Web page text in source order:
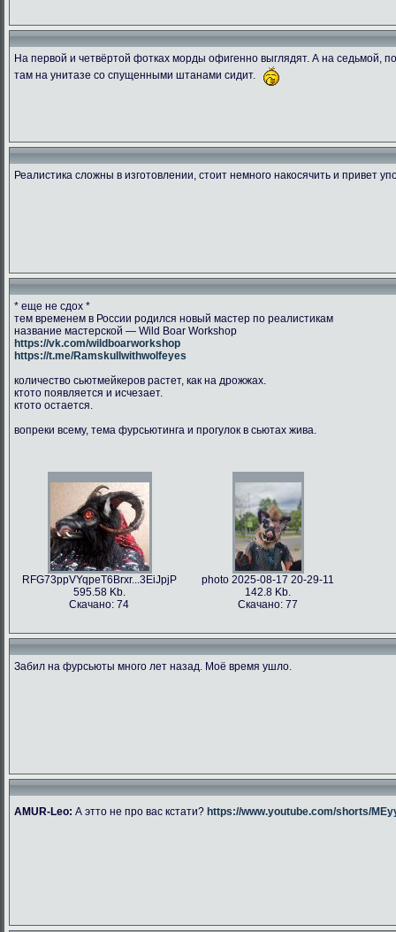
266.47 Kb.
Скачано: 76
204.42 Kb.
Скачано: 78
134.03
На первой и четвёртой фотках морды офигенно выглядят. А на седьмой,
там на унитазе со спущенными штанами сидит.
Реалистика сложны в изготовлении, стоит немного накосячить и привет
* еще не сдох *
тем временем в России родился новый мастер по реалистикам
название мастерской — Wild Boar Workshop
https://vk.com/wildboarworkshop
https://t.me/Ramskullwithwolfeyes
количество сьютмейкеров растет, как на дрожжах.
ктото появляется и исчезает.
ктото остается.
вопреки всему, тема фурсьютинга и прогулок в сьютах жива.
RFG73ppVYqpeT6Brxr...3EiJpjP
595.58 Kb.
Скачано: 74
photo 2025-08-17 20-29-11
142.8 Kb.
Скачано: 77
Забил на фурсьюты много лет назад. Моё время ушло.
AMUR-Leo: А этто не про вас кстати? https://www.youtube.com/shorts/